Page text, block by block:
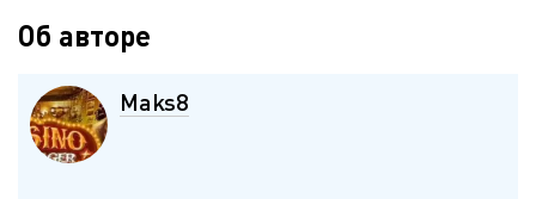
Об авторе
Maks8